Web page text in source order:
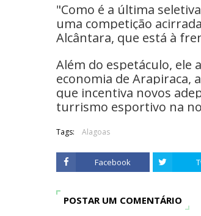
"Como é a última
uma competição
Alcântara, que está à
Além do espetáculo, ele
economia de Arapiraca,
que incentiva novos
turrismo esportivo na
Tags: Alagoas
Facebook
POSTAR UM COMENTÁRIO